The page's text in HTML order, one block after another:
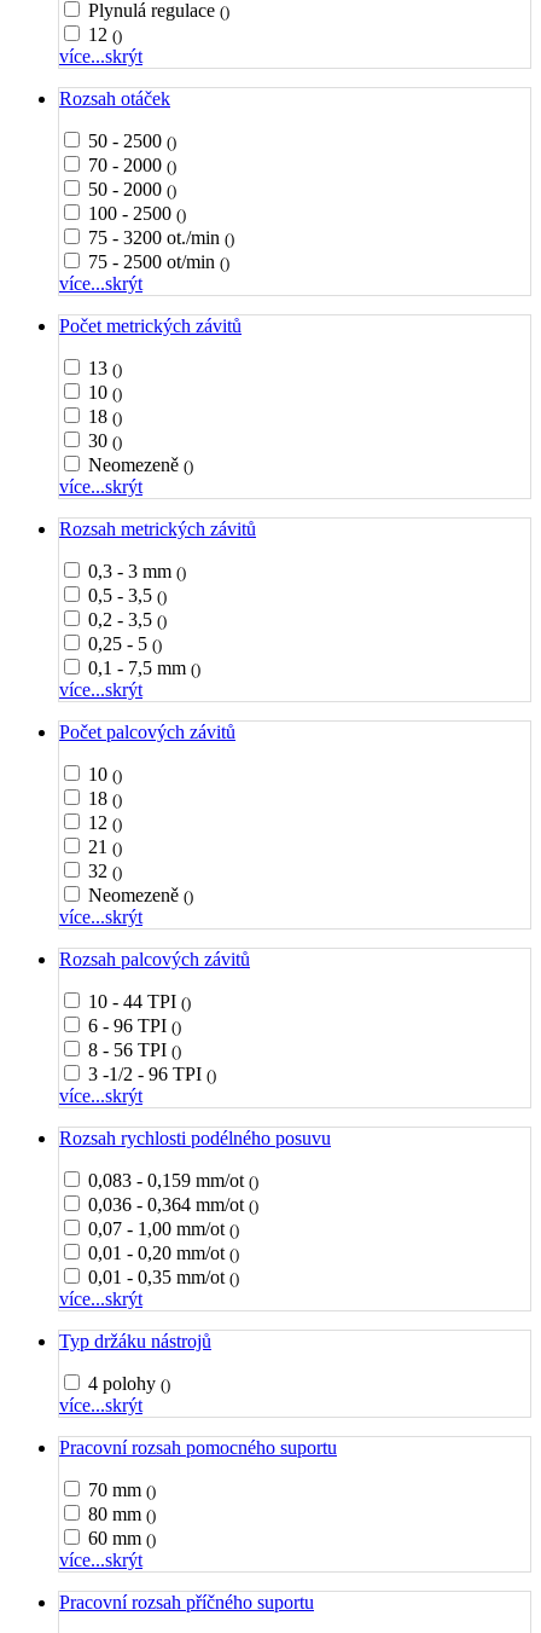
Plynulá regulace ()
12 ()
více...skrýt
Rozsah otáček
50 - 2500 ()
70 - 2000 ()
50 - 2000 ()
100 - 2500 ()
75 - 3200 ot./min ()
75 - 2500 ot/min ()
více...skrýt
Počet metrických závitů
13 ()
10 ()
18 ()
30 ()
Neomezeně ()
více...skrýt
Rozsah metrických závitů
0,3 - 3 mm ()
0,5 - 3,5 ()
0,2 - 3,5 ()
0,25 - 5 ()
0,1 - 7,5 mm ()
více...skrýt
Počet palcových závitů
10 ()
18 ()
12 ()
21 ()
32 ()
Neomezeně ()
více...skrýt
Rozsah palcových závitů
10 - 44 TPI ()
6 - 96 TPI ()
8 - 56 TPI ()
3 -1/2 - 96 TPI ()
více...skrýt
Rozsah rychlosti podélného posuvu
0,083 - 0,159 mm/ot ()
0,036 - 0,364 mm/ot ()
0,07 - 1,00 mm/ot ()
0,01 - 0,20 mm/ot ()
0,01 - 0,35 mm/ot ()
více...skrýt
Typ držáku nástrojů
4 polohy ()
více...skrýt
Pracovní rozsah pomocného suportu
70 mm ()
80 mm ()
60 mm ()
více...skrýt
Pracovní rozsah příčného suportu